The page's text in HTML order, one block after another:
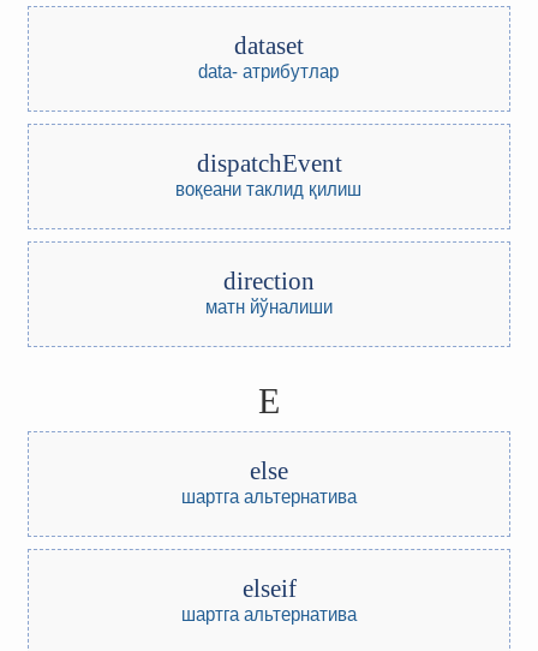
dataset
data- атрибутлар
dispatchEvent
воқеани таклид қилиш
direction
матн йўналиши
E
else
шартга альтернатива
elseif
шартга альтернатива